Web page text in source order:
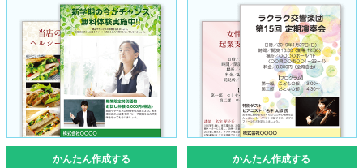
かんたん作成する かんたん作成する